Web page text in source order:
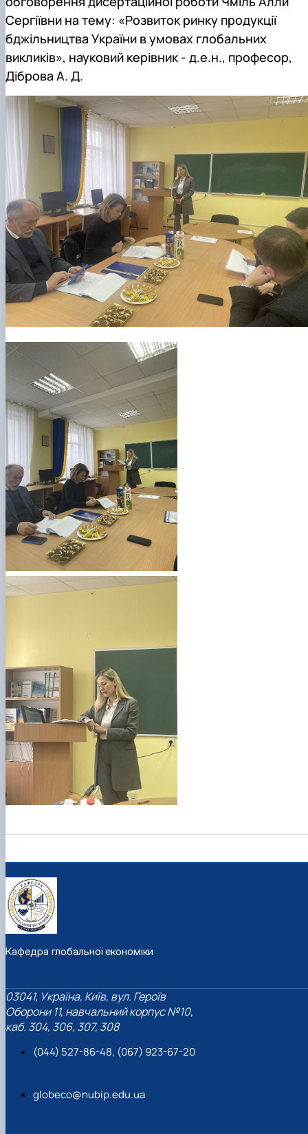
Сторінка аспіранта
Сергіївни на тему: «Розвиток ринку продукції
бджільництва України в умовах глобальних
викликів», науковий керівник - д.е.н., професор,
Діброва А. Д.
Кафедра глобальної економіки
03041, Україна, Київ, вул. Героїв
Оборони 11, навчальний корпус №10,
каб. 304, 306, 307, 308
(044) 527-86-48, (067) 923-67-20
globeco@nubip.edu.ua